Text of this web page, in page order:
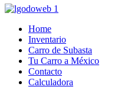
Home
Inventario
Carro de Subasta
Tu Carro a México
Contacto
Calculadora